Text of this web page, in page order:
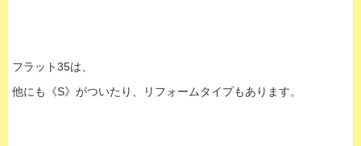
フラット35は、
他にも《S》がついたり、リフォームタイプもあります。